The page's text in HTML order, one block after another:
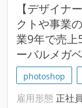
【デザイナ
クトや事業
業9年で売上
ーバルメガ
photoshop
雇用形態 正社員